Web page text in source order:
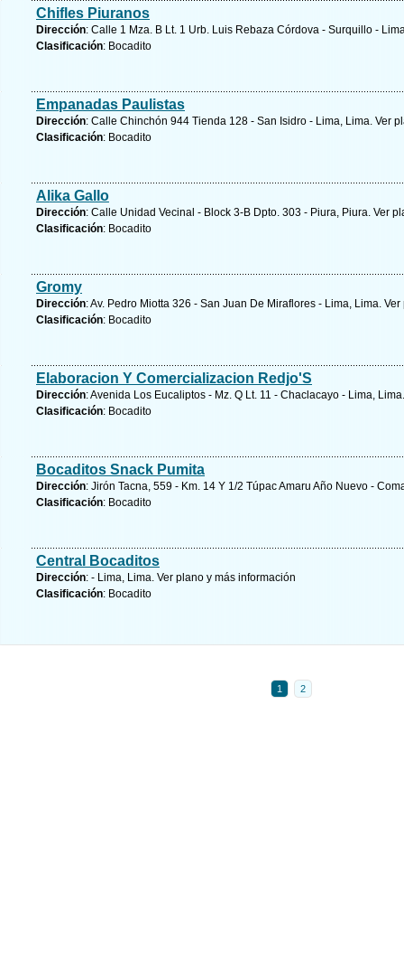
Chifles Piuranos
Dirección: Calle 1 Mza. B Lt. 1 Urb. Luis Rebaza Córdova - Surquillo -
Clasificación: Bocadito
Empanadas Paulistas
Dirección: Calle Chinchón 944 Tienda 128 - San Isidro - Lima, Lima. Ver
Clasificación: Bocadito
Alika Gallo
Dirección: Calle Unidad Vecinal - Block 3-B Dpto. 303 - Piura, Piura. Ver
Clasificación: Bocadito
Gromy
Dirección: Av. Pedro Miotta 326 - San Juan De Miraflores - Lima, Lima. Ver
Clasificación: Bocadito
Elaboracion Y Comercializacion Redjo'S
Dirección: Avenida Los Eucaliptos - Mz. Q Lt. 11 - Chaclacayo - Lima,
Clasificación: Bocadito
Bocaditos Snack Pumita
Dirección: Jirón Tacna, 559 - Km. 14 Y 1/2 Túpac Amaru Año Nuevo -
Clasificación: Bocadito
Central Bocaditos
Dirección: - Lima, Lima. Ver plano y más información
Clasificación: Bocadito
1 2